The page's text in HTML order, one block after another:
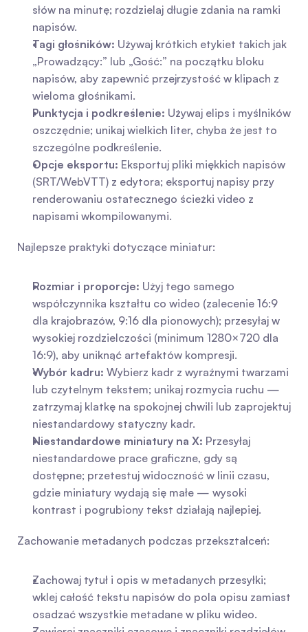
słów na minutę; rozdzielaj długie zdania na ramki
napisów.
Tagi głośników: Używaj krótkich etykiet takich jak
„Prowadzący:” lub „Gość:” na początku bloku
napisów, aby zapewnić przejrzystość w klipach z
wieloma głośnikami.
Punktycja i podkreślenie: Używaj elips i myślników
oszczędnie; unikaj wielkich liter, chyba że jest to
szczególne podkreślenie.
Opcje eksportu: Eksportuj pliki miękkich napisów
(SRT/WebVTT) z edytora; eksportuj napisy przy
renderowaniu ostatecznego ścieżki video z
napisami wkompilowanymi.
Najlepsze praktyki dotyczące miniatur:
Rozmiar i proporcje: Użyj tego samego
współczynnika kształtu co wideo (zalecenie 16:9
dla krajobrazów, 9:16 dla pionowych); przesyłaj w
wysokiej rozdzielczości (minimum 1280×720 dla
16:9), aby uniknąć artefaktów kompresji.
Wybór kadru: Wybierz kadr z wyraźnymi twarzami
lub czytelnym tekstem; unikaj rozmycia ruchu —
zatrzymaj klatkę na spokojnej chwili lub zaprojektuj
niestandardowy statyczny kadr.
Niestandardowe miniatury na X: Przesyłaj
niestandardowe prace graficzne, gdy są
dostępne; przetestuj widoczność w linii czasu,
gdzie miniatury wydają się małe — wysoki
kontrast i pogrubiony tekst działają najlepiej.
Zachowanie metadanych podczas przekształceń:
Zachowaj tytuł i opis w metadanych przesyłki;
wklej całość tekstu napisów do pola opisu zamiast
osadzać wszystkie metadane w pliku wideo.